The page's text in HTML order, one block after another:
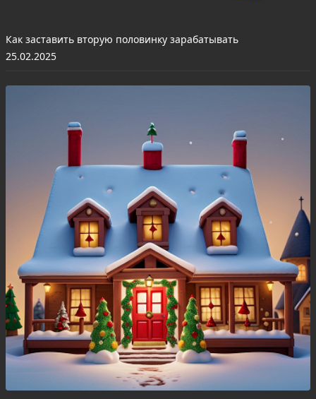
Как заставить вторую половинку зарабатывать
25.02.2025